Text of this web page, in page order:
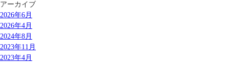
アーカイブ
2026年6月
2026年4月
2024年8月
2023年11月
2023年4月